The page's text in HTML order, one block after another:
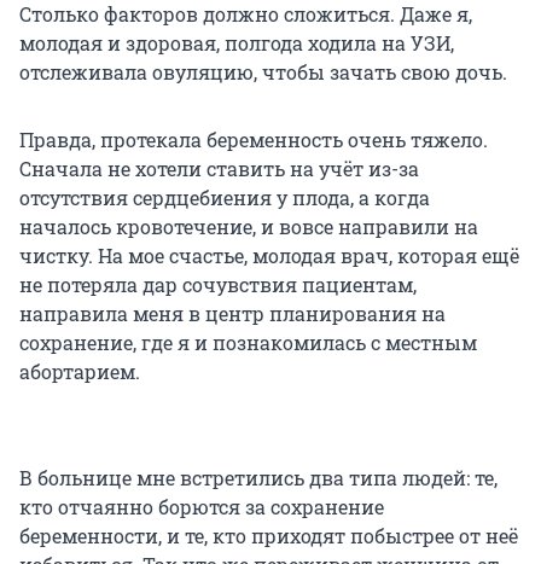
Столько факторов должно сложиться. Даже я,
молодая и здоровая, полгода ходила на УЗИ,
отслеживала овуляцию, чтобы зачать свою дочь.
Правда, протекала беременность очень тяжело.
Сначала не хотели ставить на учёт из-за
отсутствия сердцебиения у плода, а когда
началось кровотечение, и вовсе направили на
чистку. На мое счастье, молодая врач, которая ещё
не потеряла дар сочувствия пациентам,
направила меня в центр планирования на
сохранение, где я и познакомилась с местным
абортарием.
В больнице мне встретились два типа людей: те,
кто отчаянно борются за сохранение
беременности, и те, кто приходят побыстрее от неё